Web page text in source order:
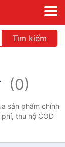
Tìm kiếm
(0)
sản phẩm chính
thu hộ COD